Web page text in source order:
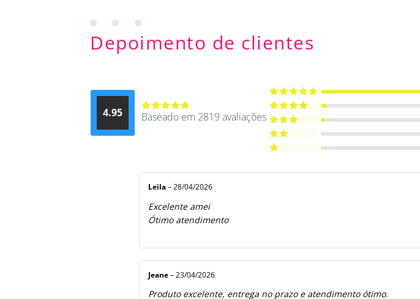
Depoimento de clientes
4.95
Avaliação
Baseado em 2819 avaliações
Avaliação5
Avaliação
Avaliação
Avaliação
Leila – 28/04/2026
Excelente amei
Ótimo atendimento
Jeane – 23/04/2026
Produto excelente, entrega no prazo e atendimento ótimo.